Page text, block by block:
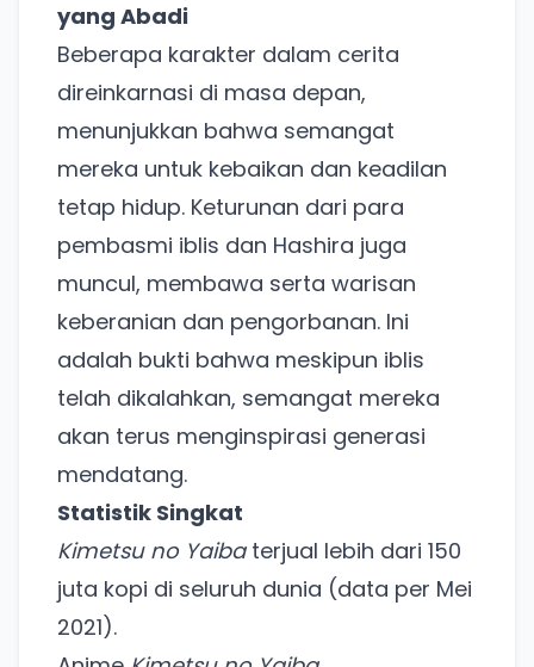
yang Abadi
Beberapa karakter dalam cerita
direinkarnasi di masa depan,
menunjukkan bahwa semangat
mereka untuk kebaikan dan keadilan
tetap hidup. Keturunan dari para
pembasmi iblis dan Hashira juga
muncul, membawa serta warisan
keberanian dan pengorbanan. Ini
adalah bukti bahwa meskipun iblis
telah dikalahkan, semangat mereka
akan terus menginspirasi generasi
mendatang.
Statistik Singkat
Kimetsu no Yaibaterjual lebih dari 150
juta kopi di seluruh dunia (data per Mei
2021).